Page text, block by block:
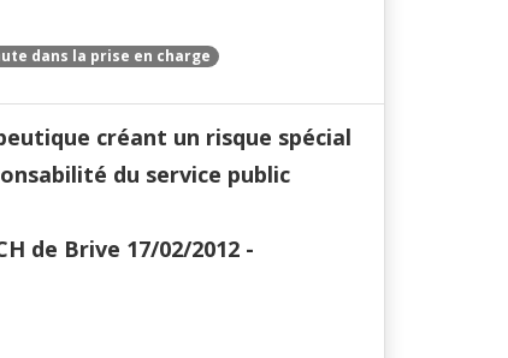
dans la prise en charge
créant un risque spécial
du service public
de Brive 17/02/2012 -